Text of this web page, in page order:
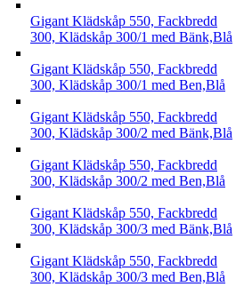
Gigant Klädskåp 550, Fackbredd
300, Klädskåp 300/1 med Bänk,Blå
Gigant Klädskåp 550, Fackbredd
300, Klädskåp 300/1 med Ben,Blå
Gigant Klädskåp 550, Fackbredd
300, Klädskåp 300/2 med Bänk,Blå
Gigant Klädskåp 550, Fackbredd
300, Klädskåp 300/2 med Ben,Blå
Gigant Klädskåp 550, Fackbredd
300, Klädskåp 300/3 med Bänk,Blå
Gigant Klädskåp 550, Fackbredd
300, Klädskåp 300/3 med Ben,Blå